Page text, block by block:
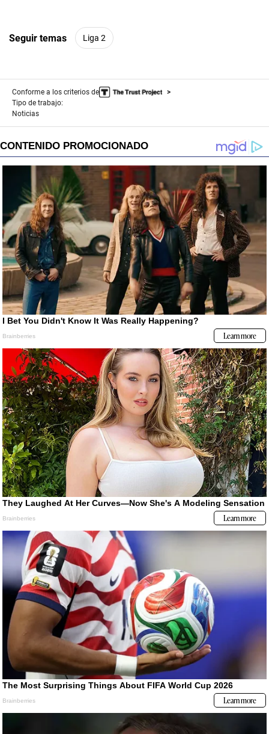
Seguir temas Liga 2
Conforme a los criterios de
Tipo de trabajo:
Noticias